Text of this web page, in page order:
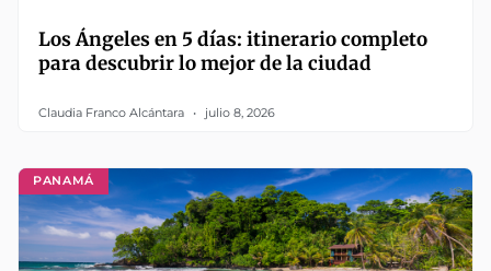
Los Ángeles en 5 días: itinerario completo
para descubrir lo mejor de la ciudad
Claudia Franco Alcántara julio 8, 2026
PANAMÁ